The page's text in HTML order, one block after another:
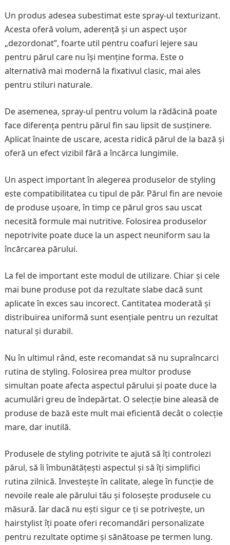
Un produs adesea subestimat este spray-ul texturizant.
Acesta oferă volum, aderență și un aspect ușor
„dezordonat”, foarte util pentru coafuri lejere sau
pentru părul care nu își menține forma. Este o
alternativă mai modernă la fixativul clasic, mai ales
pentru stiluri naturale.
De asemenea, spray-ul pentru volum la rădăcină poate
face diferența pentru părul fin sau lipsit de susținere.
Aplicat înainte de uscare, acesta ridică părul de la bază și
oferă un efect vizibil fără a încărca lungimile.
Un aspect important în alegerea produselor de styling
este compatibilitatea cu tipul de păr. Părul fin are nevoie
de produse ușoare, în timp ce părul gros sau uscat
necesită formule mai nutritive. Folosirea produselor
nepotrivite poate duce la un aspect neuniform sau la
încărcarea părului.
La fel de important este modul de utilizare. Chiar și cele
mai bune produse pot da rezultate slabe dacă sunt
aplicate în exces sau incorect. Cantitatea moderată și
distribuirea uniformă sunt esențiale pentru un rezultat
natural și durabil.
Nu în ultimul rând, este recomandat să nu supraîncarci
rutina de styling. Folosirea prea multor produse
simultan poate afecta aspectul părului și poate duce la
acumulări greu de îndepărtat. O selecție bine aleasă de
produse de bază este mult mai eficientă decât o colecție
mare, dar inutilă.
Produsele de styling potrivite te ajută să îți controlezi
părul, să îi îmbunătățești aspectul și să îți simplifici
rutina zilnică. Investește în calitate, alege în funcție de
nevoile reale ale părului tău și folosește produsele cu
măsură. Iar dacă nu ești sigur ce ți se potrivește, un
hairstylist îți poate oferi recomandări personalizate
pentru rezultate optime și sănătoase pe termen lung.